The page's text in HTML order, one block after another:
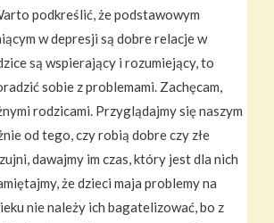
podkreślić, że podstawowym
w depresji są dobre relacje w
są wspierający i rozumiejący, to
sobie z problemami. Zachęcam,
rodzicami. Przyglądajmy się naszym
od tego, czy robią dobre czy złe
dawajmy im czas, który jest dla nich
że dzieci maja problemy na
nie należy ich bagatelizować, bo z